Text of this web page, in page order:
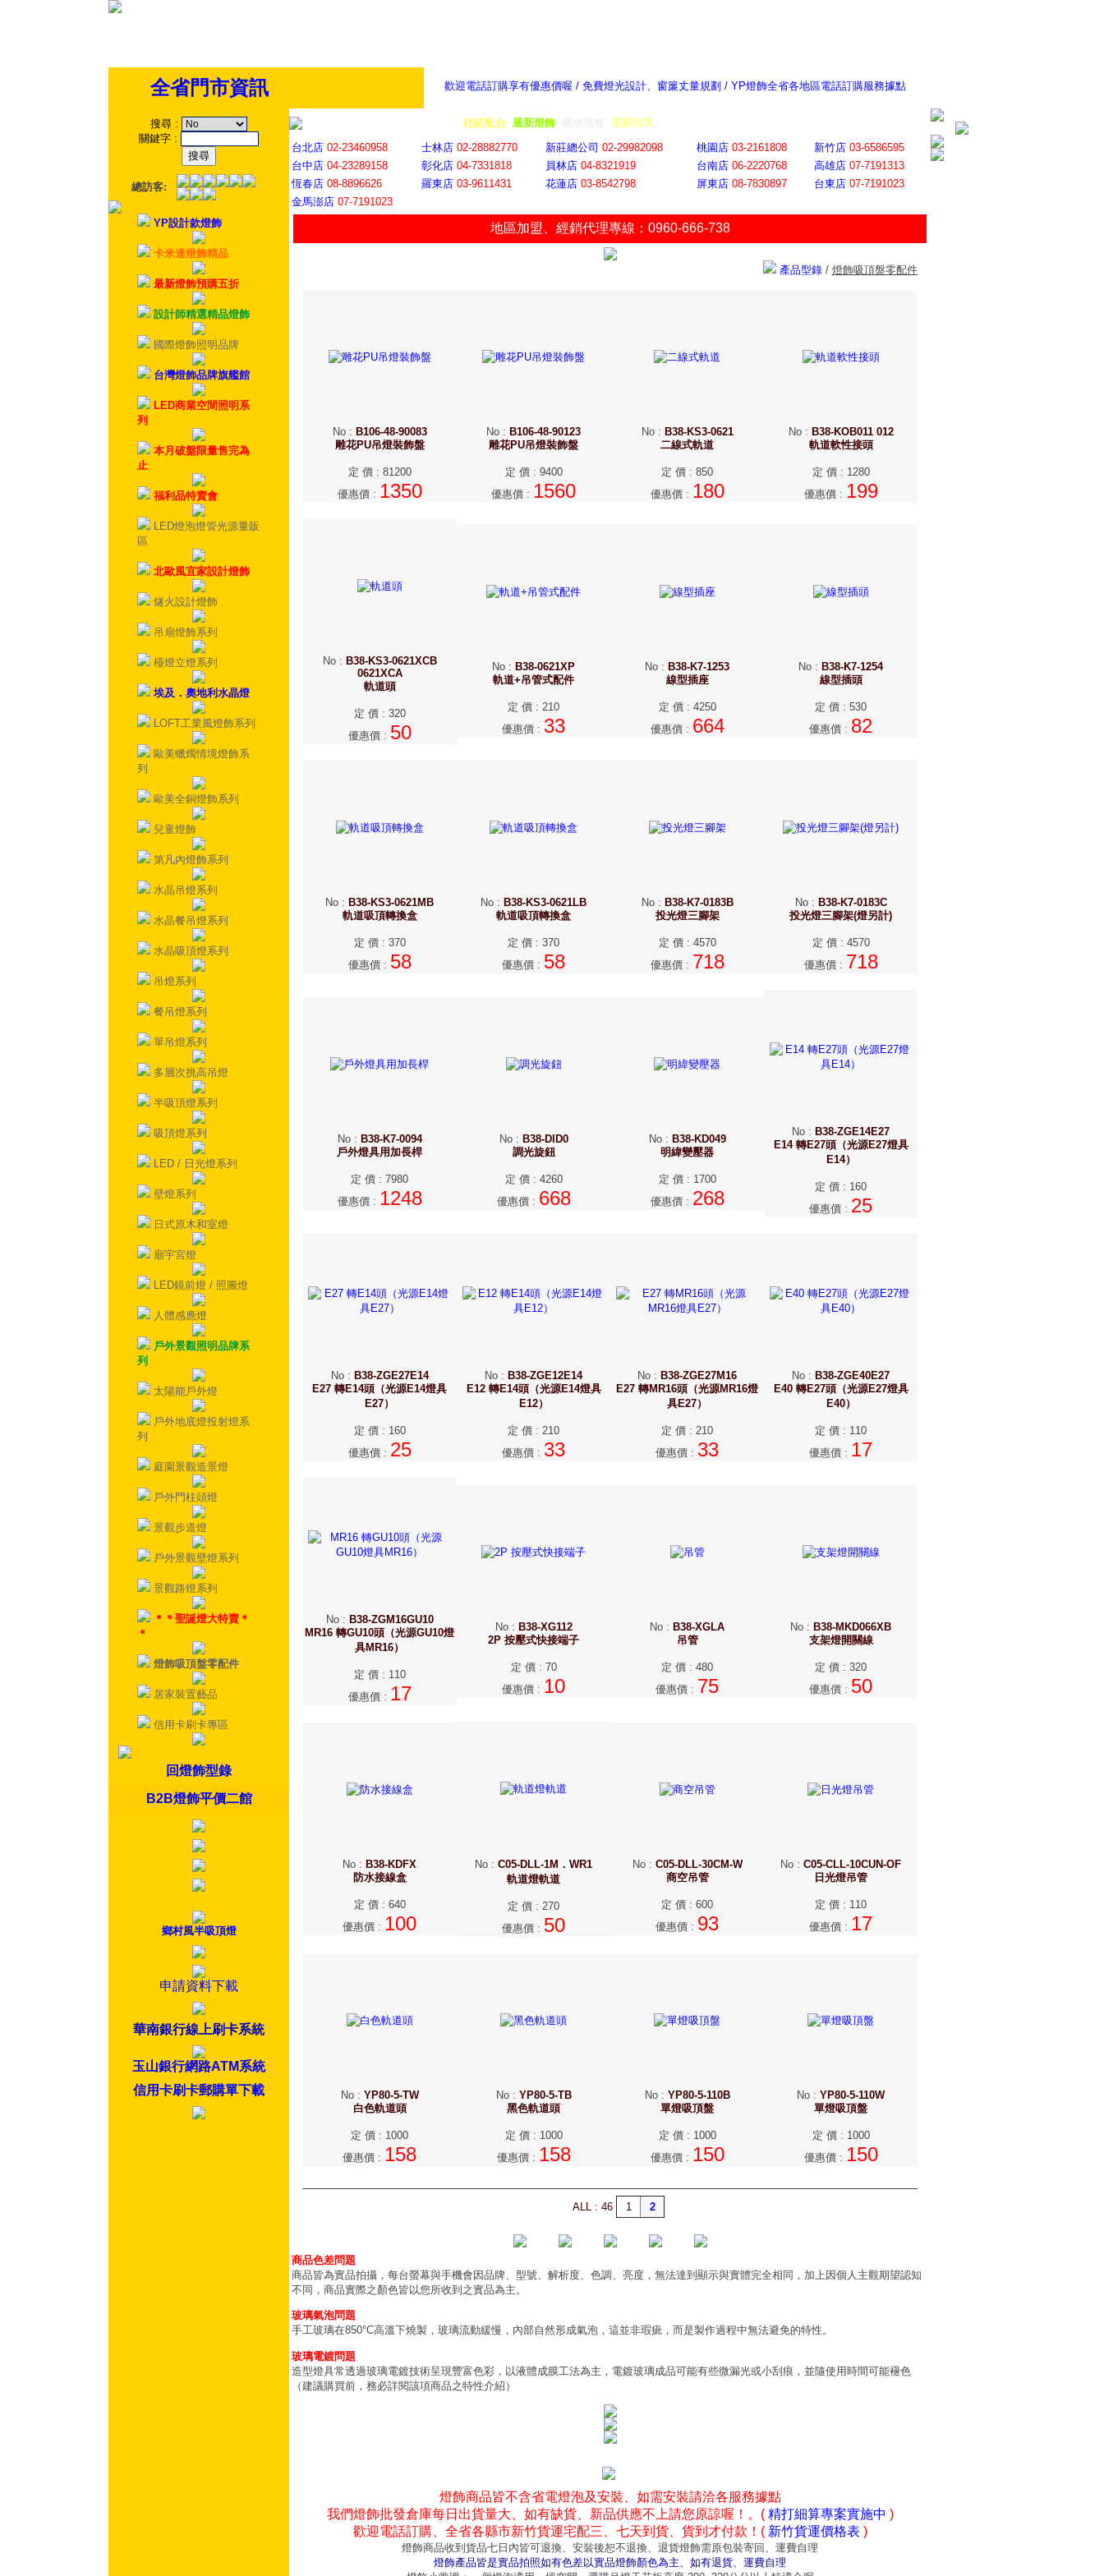
歡迎電話訂購享有優惠價喔 / 免費燈光設計、窗簾丈量規劃 / YP燈飾全省各地區電話訂購服務據點
全省門市資訊
搜尋 :
關鍵字 :
總訪客:
YP設計款燈飾
卡米達燈飾精品
最新燈飾預購五折
設計師精選精品燈飾
國際燈飾照明品牌
台灣燈飾品牌旗艦館
LED商業空間照明系
列
本月破盤限量售完為
止
福利品特賣會
LED燈泡燈管光源量販
區
北歐風宜家設計燈飾
燧火設計燈飾
吊扇燈飾系列
檯燈立燈系列
埃及．奧地利水晶燈
LOFT工業風燈飾系列
歐美蠟燭情境燈飾系
列
歐美全銅燈飾系列
兒童燈飾
第凡內燈飾系列
水晶吊燈系列
水晶餐吊燈系列
水晶吸頂燈系列
吊燈系列
餐吊燈系列
單吊燈系列
多層次挑高吊燈
半吸頂燈系列
吸頂燈系列
LED / 日光燈系列
壁燈系列
日式原木和室燈
廟宇宮燈
LED鏡前燈 / 照圖燈
人體感應燈
戶外景觀照明品牌系
列
太陽能戶外燈
戶外地底燈投射燈系
列
庭園景觀造景燈
戶外門柱頭燈
景觀步道燈
戶外景觀壁燈系列
景觀路燈系列
＊＊聖誕燈大特賣＊
＊
燈飾吸頂盤零配件
居家裝置藝品
信用卡刷卡專區
回燈飾型錄
B2B燈飾平價二館
鄉村風半吸頂燈
申請資料下載
華南銀行線上刷卡系統
玉山銀行網路ATM系統
信用卡刷卡郵購單下載
社區配合 最新燈飾 選購清單
台北店 02-23460958 士林店 02-28882770 新莊總公司 02-29982098 桃園店 03-2161808 新竹店 03-6586595
台中店 04-23289158 彰化店 04-7331818 員林店 04-8321919 台南店 06-2220768 高雄店 07-7191313
恆春店 08-8896626 羅東店 03-9611431 花蓮店 03-8542798 屏東店 08-7830897 台東店 07-7191023
金馬澎店 07-7191023
地區加盟 經銷代理專線：0960-666-738
產品型錄 / 燈飾吸頂盤零配件
No: B106-48-90083
雕花PU吊燈裝飾盤
定 價: 81200
優惠價: 1350
No : B106-48-90123
雕花PU吊燈裝飾盤
定 價: 9400
優惠價 : 1560
No: B38-KS3-0621
二線式軌道
定 價 : 850
優惠價: 180
No: B38-KOB011 012
軌道軟性接頭
定 價: 1280
優惠價: 199
No: B38-KS3-0621XCB
0621XCA
軌道頭
定 價: 320
優惠價: 50
No : B38-0621XP
軌道+吊管式配件
定 價 : 210
優惠價 : 33
No : B38-K7-1253
線型插座
定 價: 4250
優惠價: 664
No : B38-K7-1254
線型插頭
定 價 : 530
優惠價 : 82
No : B38-KS3-0621MB
軌道吸頂轉換盒
定 價: 370
優惠價: 58
No : B38-KS3-0621LB
軌道吸頂轉換盒
定 價 : 370
優惠價 : 58
No: B38-K7-0183B
投光燈三腳架
定 價: 4570
優惠價: 718
No: B38-K7-0183C
投光燈三腳架(燈另計)
定 價: 4570
優惠價: 718
No: B38-K7-0094
戶外燈具用加長桿
定 價 : 7980
優惠價: 1248
No: B38-DID0
調光旋鈕
定 價: 4260
優惠價: 668
No: B38-KD049
明緯變壓器
定 價: 1700
優惠價: 268
No : B38-ZGE14E27
E14 轉E27頭（光源E27燈具
E14）
定 價 : 160
優惠價 : 25
No: B38-ZGE27E14
E27 轉E14頭（光源E14燈具
E27）
定 價: 160
優惠價: 25
No : B38-ZGE12E14
E12 轉E14頭（光源E14燈具
E12）
定 價 : 210
優惠價 : 33
No : B38-ZGE27M16
E27 轉MR16頭（光源MR16燈
具E27）
定 價 : 210
優惠價 : 33
No : B38-ZGE40E27
E40 轉E27頭（光源E27燈具
E40）
定 價 : 110
優惠價 : 17
No: B38-ZGM16GU10
MR16 轉GU10頭（光源GU10燈
具MR16）
定 價: 110
優惠價: 17
No: B38-XG112
2P 按壓式快接端子
定 價: 70
優惠價 : 10
No : B38-XGLA
吊管
定 價 : 480
優惠價 : 75
No : B38-MKD066XB
支架燈開關線
定 價 : 320
優惠價 : 50
No : B38-KDFX
防水接線盒
定 價: 640
優惠價 : 100
No : C05-DLL-1M．WR1
軌道燈軌道
定 價 : 270
優惠價 : 50
No: C05-DLL-30CM-W
商空吊管
定 價 : 600
優惠價 : 93
No : C05-CLL-10CUN-OF
日光燈吊管
定 價 : 110
優惠價 : 17
No: YP80-5-TW
白色軌道頭
定 價 : 1000
優惠價 : 158
No: YP80-5-TB
黑色軌道頭
定 價: 1000
優惠價: 158
No: YP80-5-110B
單燈吸頂盤
定 價: 1000
優惠價: 150
No : YP80-5-110W
單燈吸頂盤
定 價: 1000
優惠價: 150
ALL : 46 1 2
商品色差問題
商品皆為實品拍攝，每台螢幕與手機會因品牌、型號、解析度、色調、亮度，無法達到顯示與實體完全相同，加上因個人主觀期望認知
不同，商品實際之顏色皆以您所收到之實品為主。
玻璃氣泡問題
手工玻璃在850°C高溫下燒製，玻璃流動緩慢，內部自然形成氣泡，這並非瑕疵，而是製作過程中無法避免的特性。
玻璃電鍍問題
造型燈具常透過玻璃電鍍技術呈現豐富色彩，以液體成膜工法為主，電鍍玻璃成品可能有些微漏光或小刮痕，並隨使用時間可能褪色
（建議購買前，務必詳閱該項商品之特性介紹）
燈飾商品皆不含省電燈泡及安裝、如需安裝請洽各服務據點
我們燈飾批發倉庫每日出貨量大、如有缺貨、新品供應不上請您原諒喔！。( 精打細算專案實施中 )
歡迎電話訂購、全省各縣市新竹貨運宅配三、七天到貨、貨到才付款！( 新竹貨運價格表 )
燈飾商品收到貨品七日內皆可退換、安裝後恕不退換、退貨燈飾需原包裝寄回、運費自理
燈飾產品皆是實品拍照如有色差以實品燈飾顏色為主、如有退貨、運費自理